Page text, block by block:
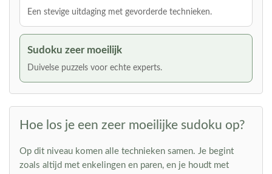
Een stevige uitdaging met gevorderde technieken.
Sudoku zeer moeilijk
Duivelse puzzels voor echte experts.
Hoe los je een zeer moeilijke sudoku op?
Op dit niveau komen alle technieken samen. Je begint
zoals altijd met enkelingen en paren, en je houdt met